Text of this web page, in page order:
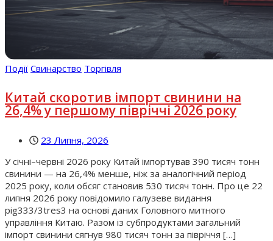
Події Свинарство Торгівля
Китай скоротив імпорт свинини на
26,4% у першому півріччі 2026 року
23 Липня, 2026
У січні–червні 2026 року Китай імпортував 390 тисяч тонн
свинини — на 26,4% менше, ніж за аналогічний період
2025 року, коли обсяг становив 530 тисяч тонн. Про це 22
липня 2026 року повідомило галузеве видання
pig333/3tres3 на основі даних Головного митного
управління Китаю. Разом із субпродуктами загальний
імпорт свинини сягнув 980 тисяч тонн за півріччя […]